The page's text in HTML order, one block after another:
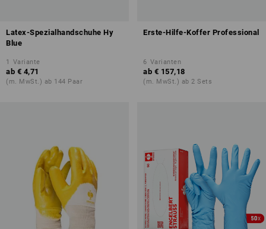
Latex-Spezialhandschuhe Hy
Blue
1 Variante
ab € 4,71
(m. MwSt.) ab 144 Paar
Erste-Hilfe-Koffer Professional
6 Varianten
ab € 157,18
(m. MwSt.) ab 2 Sets